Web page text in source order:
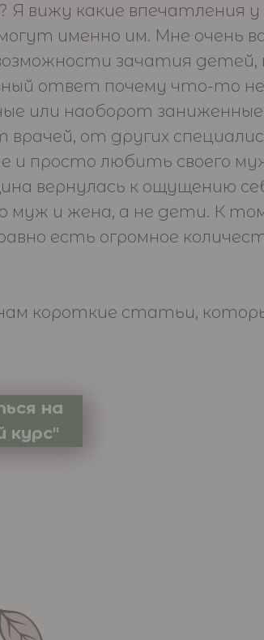
Я вижу какие
именно им. Мне очень
зачатия детей,
ответ почему что-то
или наоборот
врачей, от других
и просто любить своего
вернулась к ощущению
муж и жена, а не дети. К
есть огромное
короткие статьи,
на
курс"